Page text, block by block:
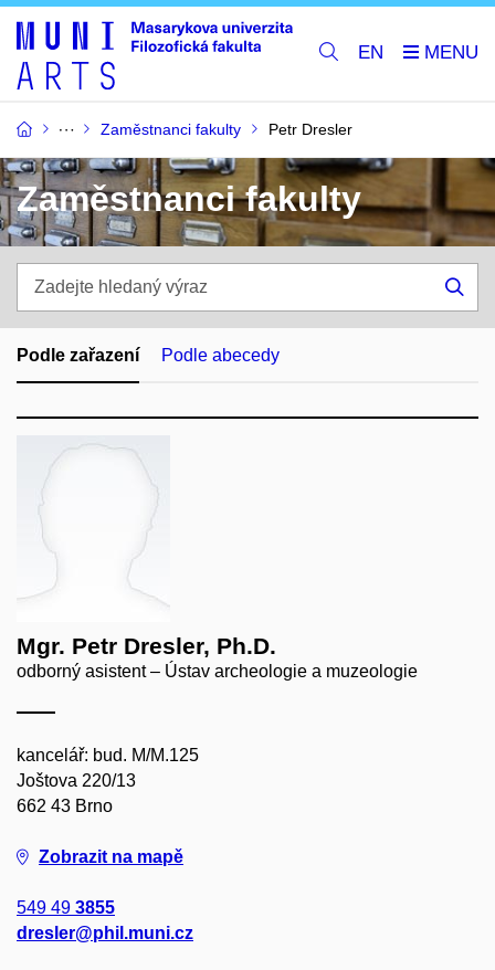
EN
Zaměstnanci fakulty Petr Dresler
Zaměstnanci fakulty
hledaný
výraz
Podle zařazení Podle abecedy
Mgr. Petr Dresler, Ph.D.
odborný asistent – Ústav archeologie a muzeologie
kancelář: bud. M/M.125
Joštova 220/13
662 43 Brno
Zobrazit na mapě
549 49 3855
dresler@phil.muni.cz